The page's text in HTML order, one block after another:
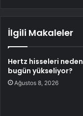
İlgili Makaleler
Hertz hisseleri neden
bugün yükseliyor?
Ağustos 8, 2026